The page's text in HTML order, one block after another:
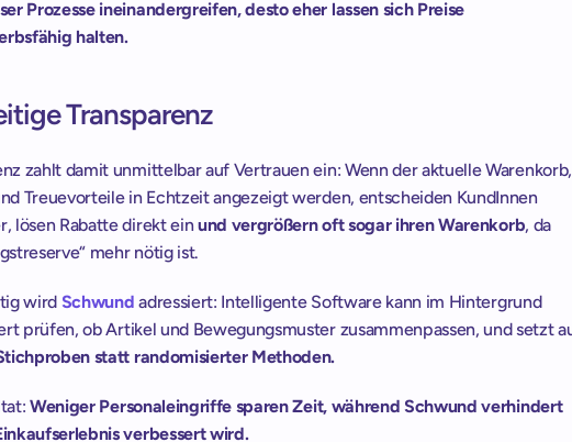
Prozesse ineinandergreifen, desto eher lassen sich Preise
halten.
Transparenz
zahlt damit unmittelbar auf Vertrauen ein: Wenn der aktuelle Warenkorb,
Treuevorteile in Echtzeit angezeigt werden, entscheiden KundInnen
lösen Rabatte direkt ein und vergrößern oft sogar ihren Warenkorb, da
mehr nötig ist.
wird Schwund adressiert: Intelligente Software kann im Hintergrund
statt randomisierter Methoden.
Weniger Personaleingriffe sparen Zeit, während Schwund verhindert
verbessert wird.